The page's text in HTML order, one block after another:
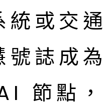
統或交
號誌成
節點